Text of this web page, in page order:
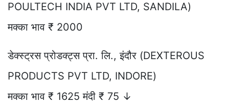
POULTECH INDIA PVT LTD, SANDILA)
मक्का भाव ₹ 2000
डेक्स्ट्रस प्रोडक्ट्स प्रा. लि., इंदौर (DEXTEROUS
PRODUCTS PVT LTD, INDORE)
मक्का भाव ₹ 1625 मंदी ₹ 75 ↓